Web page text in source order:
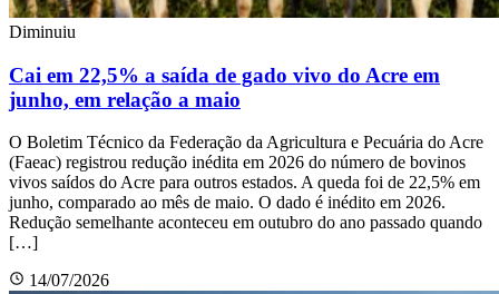
Diminuiu
Cai em 22,5% a saída de gado vivo do Acre em
junho, em relação a maio
O Boletim Técnico da Federação da Agricultura e Pecuária do Acre
(Faeac) registrou redução inédita em 2026 do número de bovinos
vivos saídos do Acre para outros estados. A queda foi de 22,5% em
junho, comparado ao mês de maio. O dado é inédito em 2026.
Redução semelhante aconteceu em outubro do ano passado quando
[…]
14/07/2026